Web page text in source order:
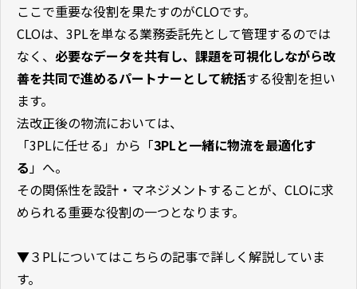
ここで重要な役割を果たすのがCLOです。
CLOは、3PLを単なる業務委託先として管理するのでは
なく、 必要なデータを共有し、課題を可視化しながら改
善を共同で進めるパートナーとして統括する役割を担い
ます。
法改正後の物流においては、
「3PLに任せる」から「3PLと一緒に物流を最適化す
る 」へ。
その関係性を設計・マネジメントすることが、CLOに求
められる重要な役割の一つとなります。
▼３PLについてはこちらの記事で詳しく解説していま
す。